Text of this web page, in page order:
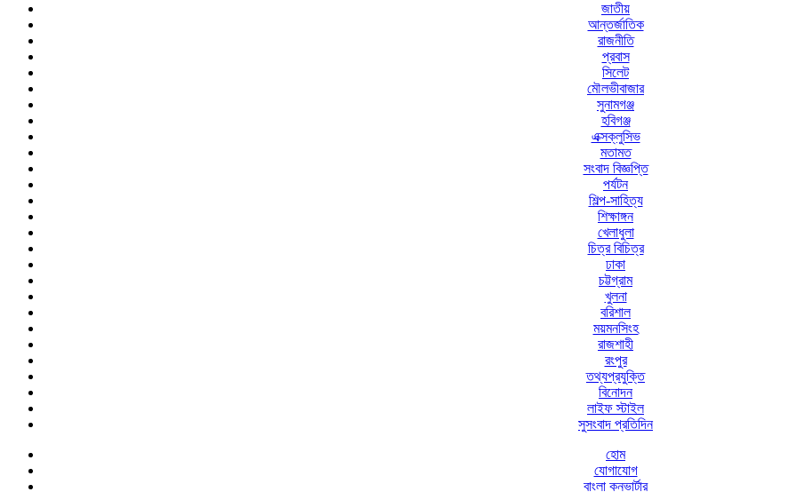
জাতীয়
আন্তর্জাতিক
রাজনীতি
প্রবাস
সিলেট
মৌলভীবাজার
সুনামগঞ্জ
হবিগঞ্জ
এক্সক্লুসিভ
মতামত
সংবাদ বিজ্ঞপ্তি
পর্যটন
শিল্প-সাহিত্য
শিক্ষাঙ্গন
খেলাধুলা
চিত্র বিচিত্র
ঢাকা
চট্টগ্রাম
খুলনা
বরিশাল
ময়মনসিংহ
রাজশাহী
রংপুর
তথ্যপ্রযুক্তি
বিনোদন
লাইফ স্টাইল
সুসংবাদ প্রতিদিন
হোম
যোগাযোগ
বাংলা কনভার্টার